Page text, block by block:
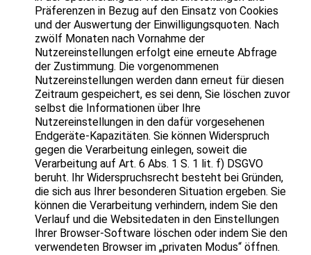
Präferenzen in Bezug auf den Einsatz von Cookies
und der Auswertung der Einwilligungsquoten. Nach
zwölf Monaten nach Vornahme der
Nutzereinstellungen erfolgt eine erneute Abfrage
der Zustimmung. Die vorgenommenen
Nutzereinstellungen werden dann erneut für diesen
Zeitraum gespeichert, es sei denn, Sie löschen zuvor
selbst die Informationen über Ihre
Nutzereinstellungen in den dafür vorgesehenen
Endgeräte-Kapazitäten. Sie können Widerspruch
gegen die Verarbeitung einlegen, soweit die
Verarbeitung auf Art. 6 Abs. 1 S. 1 lit. f) DSGVO
beruht. Ihr Widerspruchsrecht besteht bei Gründen,
die sich aus Ihrer besonderen Situation ergeben. Sie
können die Verarbeitung verhindern, indem Sie den
Verlauf und die Websitedaten in den Einstellungen
Ihrer Browser-Software löschen oder indem Sie den
verwendeten Browser im „privaten Modus“ öffnen.